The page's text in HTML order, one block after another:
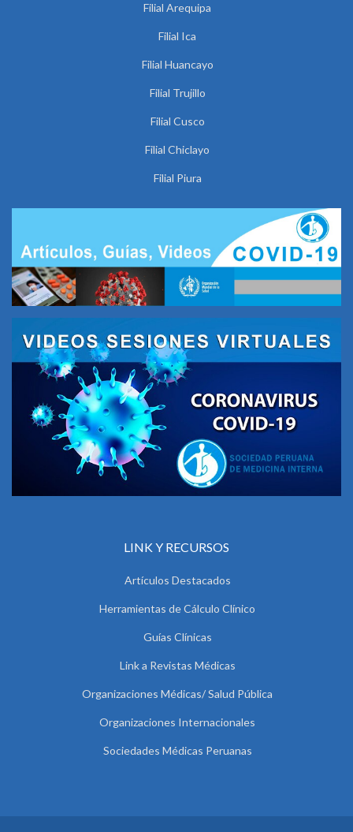
Filial Arequipa
Filial Ica
Filial Huancayo
Filial Trujillo
Filial Cusco
Filial Chiclayo
Filial Piura
LINK Y RECURSOS
Artículos Destacados
Herramientas de Cálculo Clínico
Guías Clínicas
Link a Revistas Médicas
Organizaciones Médicas/ Salud Pública
Organizaciones Internacionales
Sociedades Médicas Peruanas